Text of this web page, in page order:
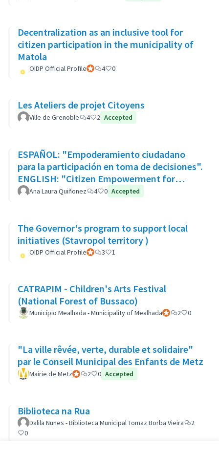
Decentralization as an inclusive tool for
citizen participation in the municipality of
Matola
OIDP Official ProfileParticipante oficial
4 0
Les Ateliers de projet Citoyens
Ville de Grenoble 4 2 Accepted
ESPAÑOL: "Empoderamiento ciudadano
para la participación en toma de decisiones".
ENGLISH: "Citizen Empowerment for
participation in decision making"
Ana Laura Quiñonez 4 0 Accepted
The Governor's program to support local
initiatives (Stavropol territory )
OIDP Official ProfileParticipante oficial
3 1
CATRAPIM - Children's Arts Festival
(National Forest of Bussaco)
Município Mealhada - Municipality of MealhadaParticipante oficial
2 0
"La ville rêvée, verte, durable et solidaire"
par le Conseil Municipal des Enfants de Metz
Mairie de MetzParticipante oficial
2 0 Accepted
Biblioteca na Rua
Dalila Nunes - Biblioteca Municipal Tomaz Borba Vieira
2
0